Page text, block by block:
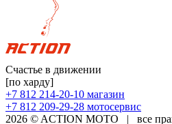
Счастье в движении
[по харду]
+7 812 214-20-10 магазин
+7 812 209-29-28 мотосервис
2026 © ACTION MOTO | все